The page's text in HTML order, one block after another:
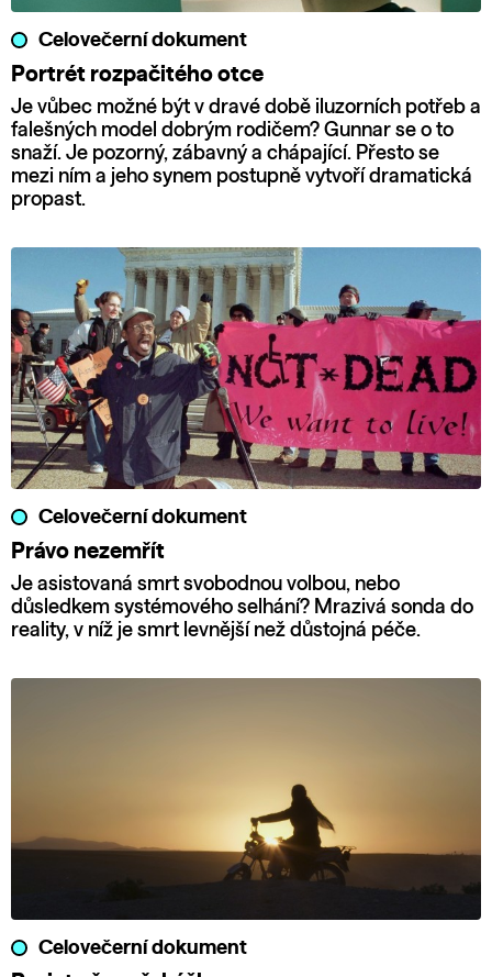
Celovečerní dokument
Portrét rozpačitého otce
Je vůbec možné být v dravé době iluzorních potřeb a
falešných model dobrým rodičem? Gunnar se o to
snaží. Je pozorný, zábavný a chápající. Přesto se
mezi ním a jeho synem postupně vytvoří dramatická
propast.
Celovečerní dokument
Právo nezemřít
Je asistovaná smrt svobodnou volbou, nebo
důsledkem systémového selhání? Mrazivá sonda do
reality, v níž je smrt levnější než důstojná péče.
Celovečerní dokument